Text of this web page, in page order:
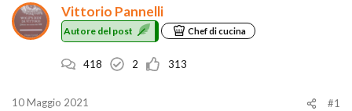
d
i
n
i
z
i
Vittorio Pannelli
Autore del post Chef di cucina
418 2 313
10 Maggio 2021 #1